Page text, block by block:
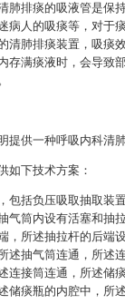
肺排痰的吸液管是保
病人的吸痰等，对于
清肺排痰装置，吸痰
存满痰液时，会导致
提供一种呼吸内科清肺
如下技术方案：
包括负压吸取抽取装
气筒内设有活塞和抽
，所述抽拉杆的后端
述抽气筒连通，所述
连接筒连通，所述储
储痰瓶的内腔中，所